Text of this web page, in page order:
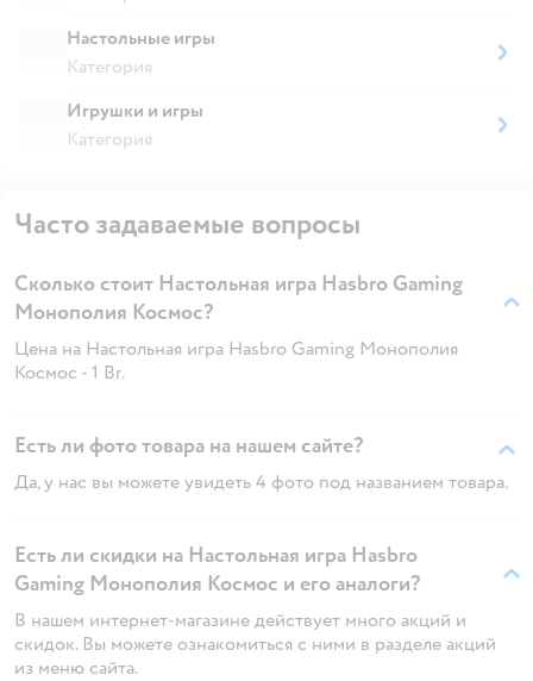
Настольные игры
Категория
Игрушки и игры
Категория
Часто задаваемые вопросы
Сколько стоит Настольная игра Hasbro Gaming
Монополия Космос?
Цена на Настольная игра Hasbro Gaming Монополия
Космос - 1 Br.
Есть ли фото товара на нашем сайте?
Да, у нас вы можете увидеть 4 фото под названием товара.
Есть ли скидки на Настольная игра Hasbro
Gaming Монополия Космос и его аналоги?
В нашем интернет-магазине действует много акций и
скидок. Вы можете ознакомиться с ними в разделе акций
из меню сайта.